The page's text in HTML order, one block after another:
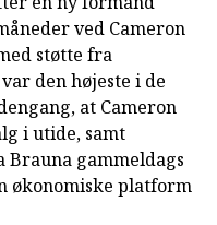
ved Cameron
støtte fra
den højeste i de
at Cameron
i utide, samt
Brauna gammeldags
platform